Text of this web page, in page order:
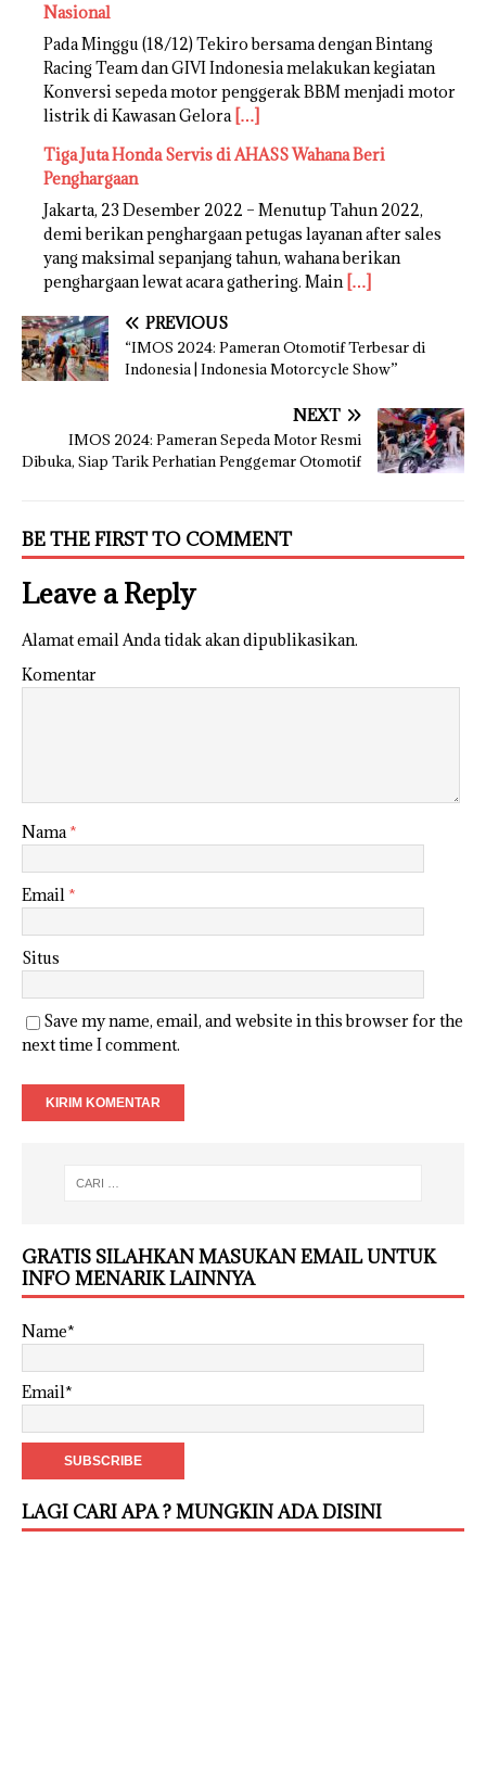
Nasional
Pada Minggu (18/12) Tekiro bersama dengan Bintang
Racing Team dan GIVI Indonesia melakukan kegiatan
Konversi sepeda motor penggerak BBM menjadi motor
listrik di Kawasan Gelora […]
Tiga Juta Honda Servis di AHASS Wahana Beri
Penghargaan
Jakarta, 23 Desember 2022 – Menutup Tahun 2022,
demi berikan penghargaan petugas layanan after sales
yang maksimal sepanjang tahun, wahana berikan
penghargaan lewat acara gathering. Main […]
PREVIOUS
“IMOS 2024: Pameran Otomotif Terbesar di
Indonesia | Indonesia Motorcycle Show”
NEXT
IMOS 2024: Pameran Sepeda Motor Resmi
Dibuka, Siap Tarik Perhatian Penggemar Otomotif
BE THE FIRST TO COMMENT
Leave a Reply
Alamat email Anda tidak akan dipublikasikan.
Komentar
Nama*
Email *
Situs
Save my name, email, and website in this browser for the
next time I comment.
GRATIS SILAHKAN MASUKAN EMAIL UNTUK
INFO MENARIK LAINNYA
Name*
Email*
LAGI CARI APA ? MUNGKIN ADA DISINI